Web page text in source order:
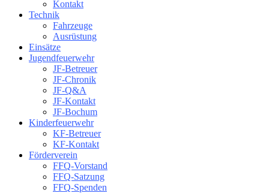
Kontakt
Technik
Fahrzeuge
Ausrüstung
Einsätze
Jugendfeuerwehr
JF-Betreuer
JF-Chronik
JF-Q&A
JF-Kontakt
JF-Bochum
Kinderfeuerwehr
KF-Betreuer
KF-Kontakt
Förderverein
FFQ-Vorstand
FFQ-Satzung
FFQ-Spenden